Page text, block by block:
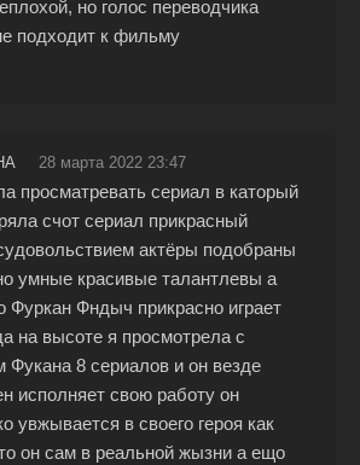
но голос переводчика
подходит к фильму
28 марта 2022 23:47
просматревать сериал в каторый
счот сериал прикрасный
актёры подобраны
умные красивые талантлевы а
Фуркан Фндыч прикрасно играет
на высоте я просмотрела с
Фукана 8 сериалов и он везде
исполняет свою работу он
увжывается в своего героя как
он сам в реальной жызни а ещо